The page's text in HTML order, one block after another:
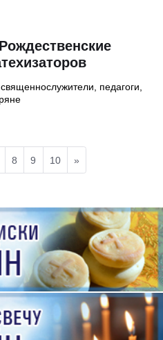
педагоги,
8 9 10 »